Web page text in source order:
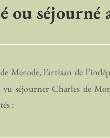
ou séjourné
Merode, l’artisan de
séjourner Charles de
: